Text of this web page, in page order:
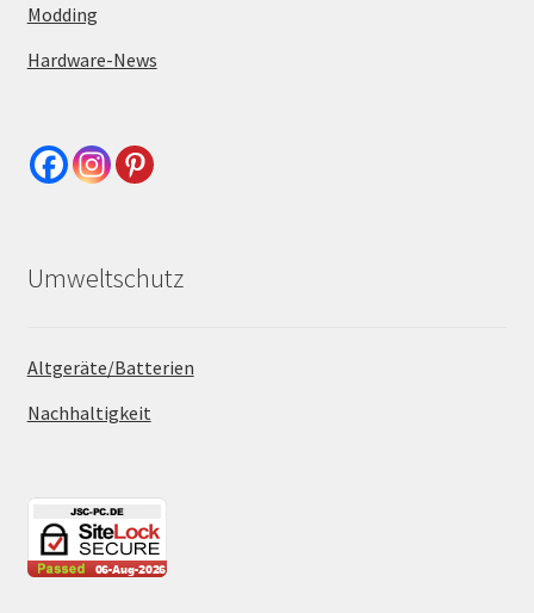
Modding
Hardware-News
Umweltschutz
Altgeräte/Batterien
Nachhaltigkeit